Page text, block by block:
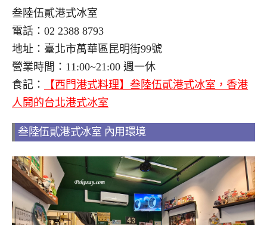
叁陸伍貳港式冰室
電話：02 2388 8793
地址：臺北市萬華區昆明街99號
營業時間：11:00~21:00 週一休
食記：
【西門港式料理】叁陸伍貳港式冰室，香港
人開的台北港式冰室
叁陸伍貳港式冰室 內用環境